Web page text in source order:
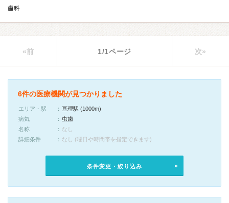
歯科
«前 1/1ページ 次»
6件の医療機関が見つかりました
エリア・駅
亘理駅 (1000m)
病気
虫歯
名称
なし
詳細条件
なし (曜日や時間帯を指定できます)
条件変更・絞り込み